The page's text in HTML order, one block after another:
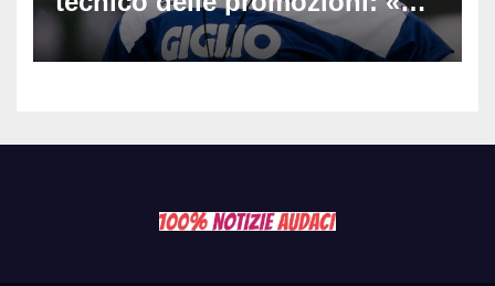
scritto pagine indimenticabili
del nostro calcio»